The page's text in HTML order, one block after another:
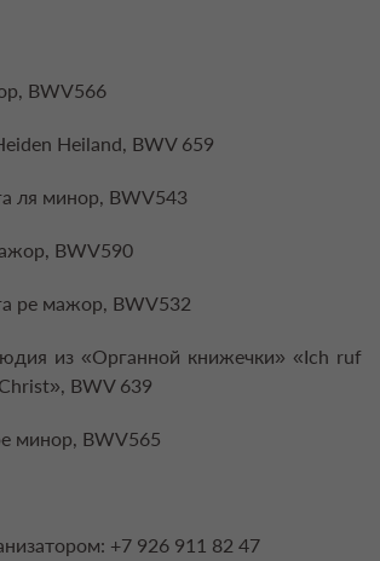
BWV566
Heiland, BWV 659
ля минор, BWV543
BWV590
ре мажор, BWV532
из «Органной книжечки» «Ich ruf
BWV 639
минор, BWV565
+7 926 911 82 47